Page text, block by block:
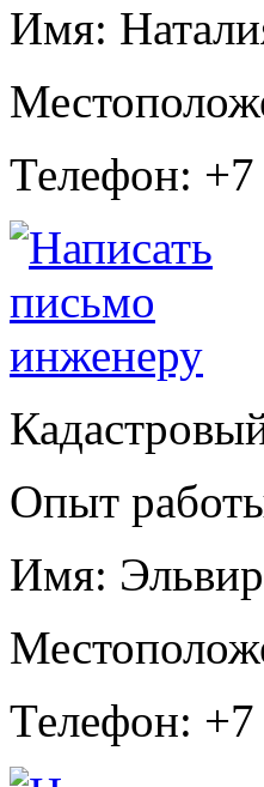
Имя:
Телефон:
Опыт
Имя:
Телефон: